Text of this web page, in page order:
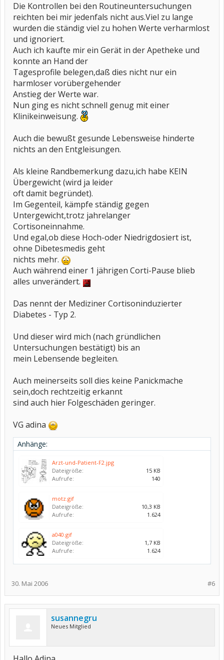
Die Kontrollen bei den Routineuntersuchungen
reichten bei mir jedenfals nicht aus.Viel zu lange
wurden die ständig viel zu hohen Werte verharmlost
und ignoriert.
Auch ich kaufte mir ein Gerät in der Apetheke und
konnte an Hand der
Tagesprofile belegen,daß dies nicht nur ein
harmloser vorübergehender
Anstieg der Werte war.
Nun ging es nicht schnell genug mit einer
Klinikeinweisung.
Auch die bewußt gesunde Lebensweise hinderte
nichts an den Entgleisungen.
Als kleine Randbemerkung dazu,ich habe KEIN
Übergewicht (wird ja leider
oft damit begründet).
Im Gegenteil, kämpfe ständig gegen
Untergewicht,trotz jahrelanger
Cortisoneinnahme.
Und egal,ob diese Hoch-oder Niedrigdosiert ist,
ohne Dibetesmedis geht
nichts mehr.
Auch während einer 1 jährigen Corti-Pause blieb
alles unverändert.
Das nennt der Mediziner Cortisoninduzierter
Diabetes - Typ 2.
Und dieser wird mich (nach gründlichen
Untersuchungen bestätigt) bis an
mein Lebensende begleiten.
Auch meinerseits soll dies keine Panickmache
sein,doch rechtzeitig erkannt
sind auch hier Folgeschäden geringer.
VG adina
Anhänge:
Arzt-und-Patient-F2.jpg
Dateigröße:
15 KB
Aufrufe:
140
motz.gif
Dateigröße:
10,3 KB
Aufrufe:
1.624
a040.gif
Dateigröße:
1,7 KB
Aufrufe:
1.624
#6
30. Mai 2006
susannegru
Neues Mitglied